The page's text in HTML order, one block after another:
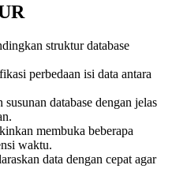
struktur database
perbedaan isi data antara
database dengan jelas
membuka beberapa
waktu.
data dengan cepat agar